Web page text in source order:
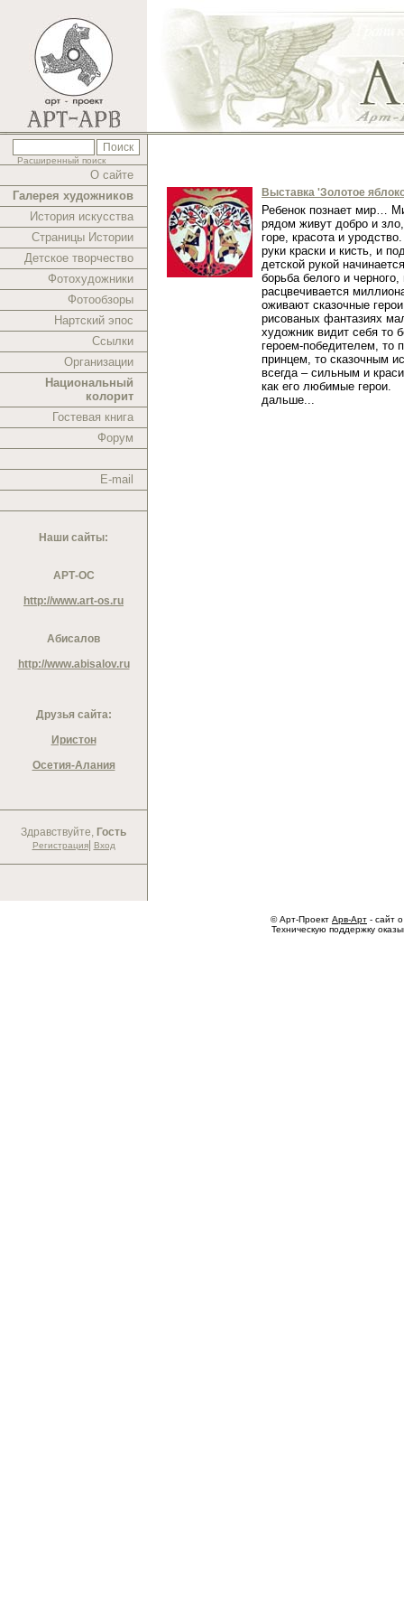
Расширенный поиск
О сайте
Галерея художников
История искусства
Страницы Истории
Детское творчество
Фотохудожники
Фотообзоры
Нартский эпос
Ссылки
Организации
Национальный
колорит
Гостевая книга
Форум
E-mail
Наши сайты:
АРТ-ОС
http://www.art-os.ru
Абисалов
http://www.abisalov.ru
Друзья сайта:
Иристон
Осетия-Алания
Здравствуйте, Гость
Регистрация| Вход
Выставка 'Золотое
Ребенок познает мир…
рядом живут добро и
горе, красота и
руки краски и кисть, и
детской рукой
борьба белого и черного,
расцвечивается
оживают сказочные
рисованых фантазиях
художник видит себя то
героем-победителем, то
принцем, то сказочным
всегда – сильным и
как его любимые герои.
дальше...
© Арт-Проект Арв-Арт - сайт
Техническую поддержку